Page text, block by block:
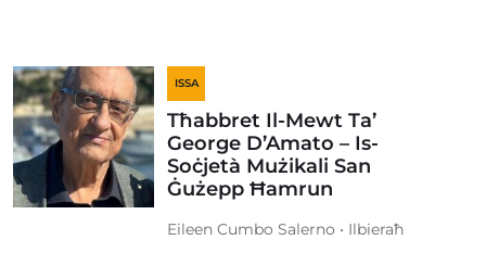
ISSA
Tħabbret Il-Mewt Ta’
George D’Amato – Is-
Soċjetà Mużikali San
Ġużepp Ħamrun
Eileen Cumbo Salerno • Ilbieraħ